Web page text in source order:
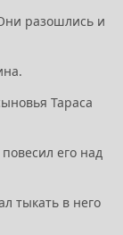
разошлись и
Тараса
его над
тыкать в него